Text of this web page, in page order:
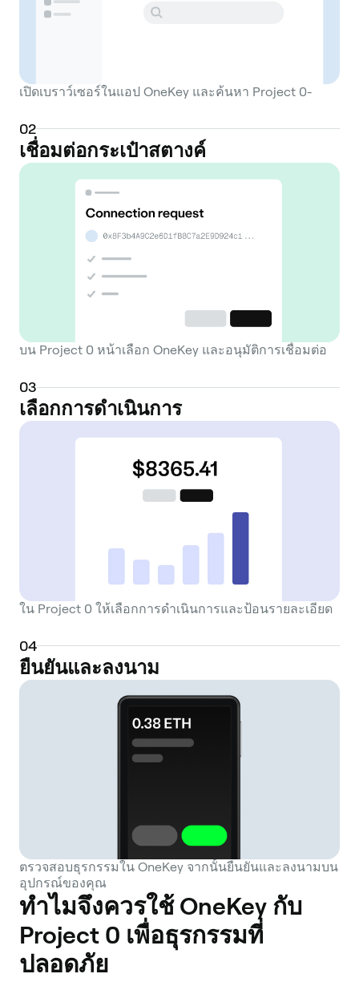
contribute their digital assets to liquidity
liquidity mining. Beyond trading, Project 0
offers opportunities for yield farming and
native token or other supported crypto
assets to earn rewards, providing a
mechanism for generating passive income.
The protocol also features lending and
borrowing markets, where users can supply
assets to earn interest or borrow against
their collateral in a permissionless manner.
This functionality is essential for users
looking to increase their capital efficiency
or hedge their positions within the digital
asset market. Built on a prominent Layer 2
scaling solution, Project 0 addresses
common user concerns such as high
transaction fees (gas fees) and network
congestion often associated with Layer 1
blockchains like Ethereum. This focus on
scalability aims to provide a faster and
more cost-effective user experience.
Security is a primary consideration, with its
smart contracts having undergone
independent security audits to identify and
mitigate potential vulnerabilities. The
ecosystem is governed by its native token
holders, who can propose and vote on
decentralized and community-driven
development path. By integrating these
key DeFi primitives, Project 0 provides an
accessible platform for individuals looking
to manage their crypto portfolio, explore
yield opportunities, and participate in the
เปิดเบราว์เซอร์ในแอป OneKey และค้นหา Project 0-
02
เชื่อมต่อกระเป๋าสตางค์
บน Project 0 หน้าเลือก OneKey และอนุมัติการเชื่อมต่อ
03
เลือกการดำเนินการ
ใน Project 0 ให้เลือกการดำเนินการและป้อนรายละเอียด
04
ยืนยันและลงนาม
ตรวจสอบธุรกรรมใน OneKey จากนั้นยืนยันและลงนามบน
อุปกรณ์ของคุณ
ทำไมจึงควรใช้ OneKey กับ
Project 0 เพื่อธุรกรรมที่
ปลอดภัย